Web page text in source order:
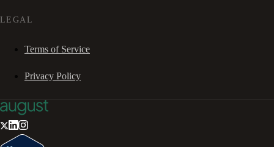
LEGAL
Terms of Service
Privacy Policy